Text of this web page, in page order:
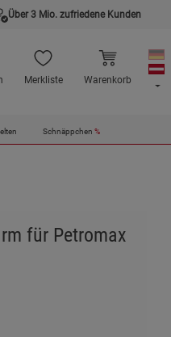
Über 3 Mio. zufriedene Kunden
Merkliste Warenkorb
Schnäppchen %
für Petromax